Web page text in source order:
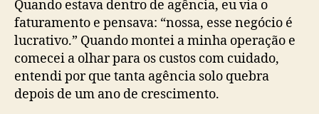
Quando estava dentro de agência, eu via o
faturamento e pensava: “nossa, esse negócio é
lucrativo.” Quando montei a minha operação e
comecei a olhar para os custos com cuidado,
entendi por que tanta agência solo quebra
depois de um ano de crescimento.